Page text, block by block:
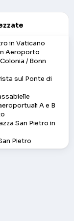
in Vaticano
Aeroporto
/ Bonn
sul Ponte di
A e B
San Pietro in
Pietro